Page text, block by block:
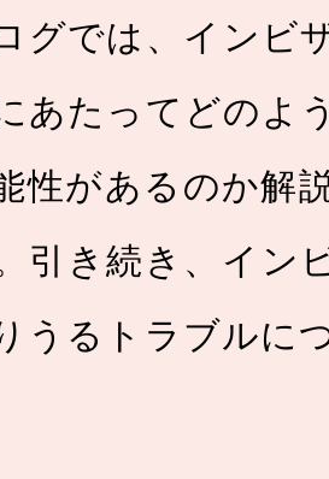
グでは、インビ
あたってどのよ
性があるのか解
引き続き、イン
うるトラブルに